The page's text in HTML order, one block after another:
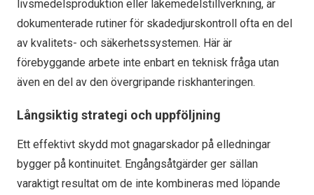
livsmedelsproduktion eller läkemedelstillverkning, är
dokumenterade rutiner för skadedjurskontroll ofta en del
av kvalitets- och säkerhetssystemen. Här är
förebyggande arbete inte enbart en teknisk fråga utan
även en del av den övergripande riskhanteringen.
Långsiktig strategi och uppföljning
Ett effektivt skydd mot gnagarskador på elledningar
bygger på kontinuitet. Engångsåtgärder ger sällan
varaktigt resultat om de inte kombineras med löpande